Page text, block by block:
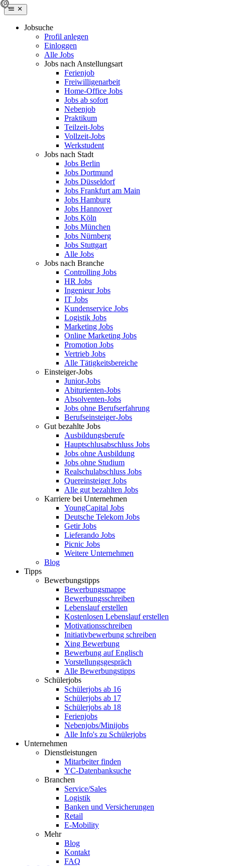
Jobsuche
Profil anlegen
Einloggen
Alle Jobs
Jobs nach Anstellungsart
Ferienjob
Freiwilligenarbeit
Home-Office Jobs
Jobs ab sofort
Nebenjob
Praktikum
Teilzeit-Jobs
Vollzeit-Jobs
Werkstudent
Jobs nach Stadt
Jobs Berlin
Jobs Dortmund
Jobs Düsseldorf
Jobs Frankfurt am Main
Jobs Hamburg
Jobs Hannover
Jobs Köln
Jobs München
Jobs Nürnberg
Jobs Stuttgart
Alle Jobs
Jobs nach Branche
Controlling Jobs
HR Jobs
Ingenieur Jobs
IT Jobs
Kundenservice Jobs
Logistik Jobs
Marketing Jobs
Online Marketing Jobs
Promotion Jobs
Vertrieb Jobs
Alle Tätigkeitsbereiche
Einsteiger-Jobs
Junior-Jobs
Abiturienten-Jobs
Absolventen-Jobs
Jobs ohne Berufserfahrung
Berufseinsteiger-Jobs
Gut bezahlte Jobs
Ausbildungsberufe
Hauptschlusabschluss Jobs
Jobs ohne Ausbildung
Jobs ohne Studium
Realschulabschluss Jobs
Quereinsteiger Jobs
Alle gut bezahlten Jobs
Karriere bei Unternehmen
YoungCapital Jobs
Deutsche Telekom Jobs
Getir Jobs
Lieferando Jobs
Picnic Jobs
Weitere Unternehmen
Blog
Tipps
Bewerbungstipps
Bewerbungsmappe
Bewerbungsschreiben
Lebenslauf erstellen
Kostenlosen Lebenslauf erstellen
Motivationsschreiben
Initiativbewerbung schreiben
Xing Bewerbung
Bewerbung auf Englisch
Vorstellungsgespräch
Alle Bewerbungstipps
Schülerjobs
Schülerjobs ab 16
Schülerjobs ab 17
Schülerjobs ab 18
Ferienjobs
Nebenjobs/Minijobs
Alle Info's zu Schülerjobs
Unternehmen
Dienstleistungen
Mitarbeiter finden
YC-Datenbanksuche
Branchen
Service/Sales
Logistik
Banken und Versicherungen
Retail
E-Mobility
Mehr
Blog
Kontakt
FAQ